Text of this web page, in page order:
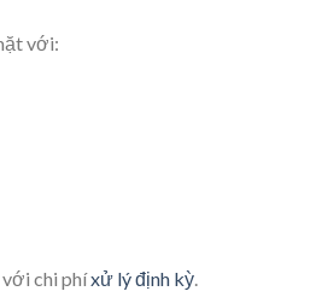
với:
với chi phíxử lý định kỳ.